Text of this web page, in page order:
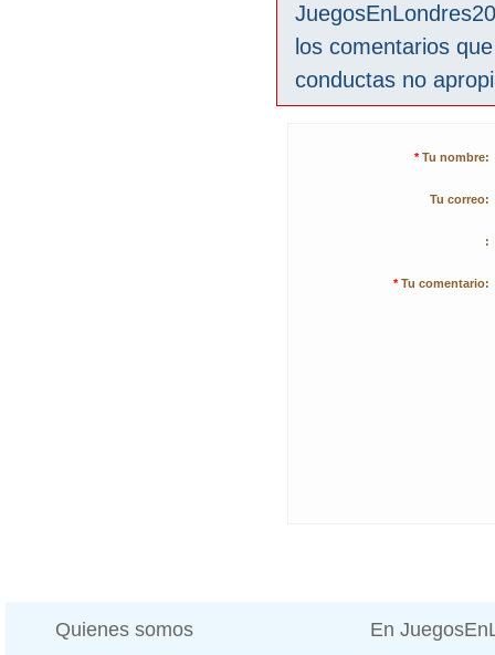
los comentarios
conductas no
* Tu nombre:
Tu correo:
:
* Tu comentario:
Quienes somos En